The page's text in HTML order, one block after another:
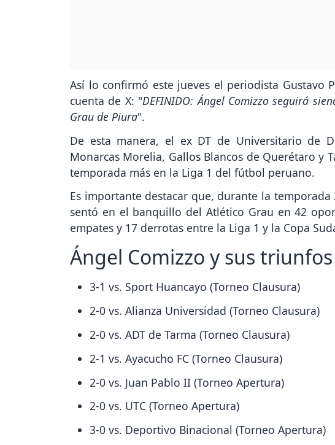
Así lo confirmó este jueves el periodista Gustavo
cuenta de X: "DEFINIDO: Ángel Comizzo seguirá
Grau de Piura".
De esta manera, el ex DT de Universitario de
Monarcas Morelia, Gallos Blancos de Querétaro y
temporada más en la Liga 1 del fútbol peruano.
Es importante destacar que, durante la
sentó en el banquillo del Atlético Grau en 42
empates y 17 derrotas entre la Liga 1 y la Copa
Ángel Comizzo y sus
3-1 vs. Sport Huancayo (Torneo Clausura)
2-0 vs. Alianza Universidad (Torneo Clausura)
2-0 vs. ADT de Tarma (Torneo Clausura)
2-1 vs. Ayacucho FC (Torneo Clausura)
2-0 vs. Juan Pablo II (Torneo Apertura)
2-0 vs. UTC (Torneo Apertura)
3-0 vs. Deportivo Binacional (Torneo Apertura)